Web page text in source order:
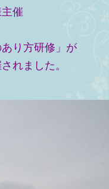
催
り方研修」が
れました。